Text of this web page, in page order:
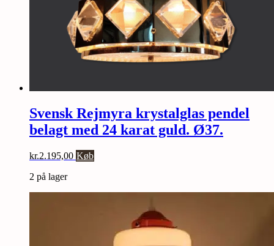
Svensk Rejmyra krystalglas pendel
belagt med 24 karat guld. Ø37.
kr.2.195,00 Køb
2 på lager